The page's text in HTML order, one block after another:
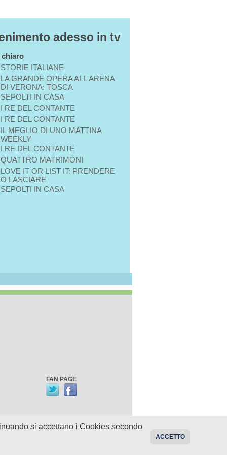
adesso in tv
STORIE ITALIANE
LA GRANDE OPERA ALL'ARENA
DI VERONA: TOSCA
SEPOLTI IN CASA
I RE DEL CONTANTE
I RE DEL CONTANTE
IL MEGLIO DI UNO MATTINA
WEEKLY
I RE DEL CONTANTE
QUATTRO MATRIMONI
LOVE IT OR LIST IT: PRENDERE
O LASCIARE
SEPOLTI IN CASA
FAN PAGE
programmi potrebbero essere
si accettano i Cookies secondo
ACCETTO